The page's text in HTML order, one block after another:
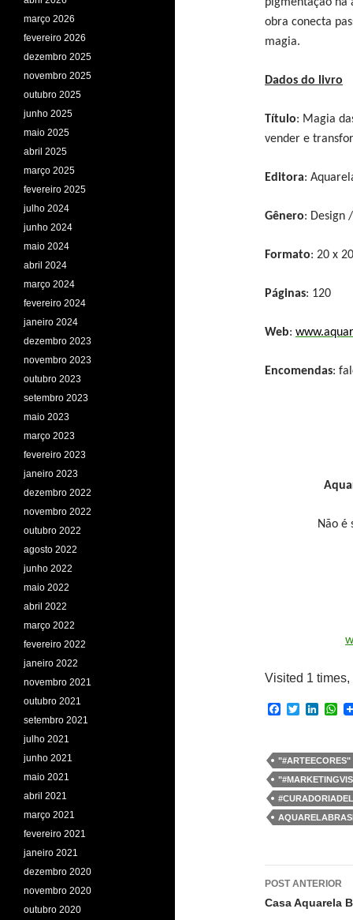
obra conecta
magia.
Dados do livro
Título: Magia
vender e
Editora:
Gênero: Design
Formato: 20 x
Páginas: 120
Web:
Encomendas:
Não é
Visited 1
F
b
o
o
k
T
t
e
r
L
e
d
I
n
W
s
A
p
p
"#ARTEECORES"
de
POST ANTERIOR
Casa Aquarela
março 2026
fevereiro 2026
dezembro 2025
novembro 2025
outubro 2025
junho 2025
maio 2025
abril 2025
março 2025
fevereiro 2025
julho 2024
junho 2024
maio 2024
abril 2024
março 2024
fevereiro 2024
janeiro 2024
dezembro 2023
novembro 2023
outubro 2023
setembro 2023
maio 2023
março 2023
fevereiro 2023
janeiro 2023
dezembro 2022
novembro 2022
outubro 2022
agosto 2022
junho 2022
maio 2022
abril 2022
março 2022
fevereiro 2022
janeiro 2022
novembro 2021
outubro 2021
setembro 2021
julho 2021
junho 2021
maio 2021
abril 2021
março 2021
fevereiro 2021
janeiro 2021
dezembro 2020
novembro 2020
outubro 2020